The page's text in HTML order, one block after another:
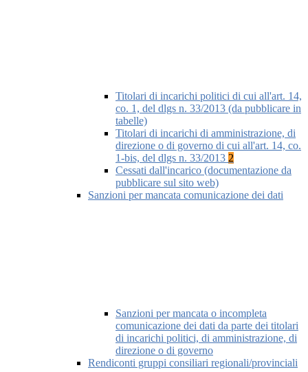
Titolari di incarichi politici di cui all'art. 14,
co. 1, del dlgs n. 33/2013 (da pubblicare in
tabelle)
Titolari di incarichi di amministrazione, di
direzione o di governo di cui all'art. 14, co.
1-bis, del dlgs n. 33/2013 2
Cessati dall'incarico (documentazione da
pubblicare sul sito web)
Sanzioni per mancata comunicazione dei dati
Sanzioni per mancata o incompleta
comunicazione dei dati da parte dei titolari
di incarichi politici, di amministrazione, di
direzione o di governo
Rendiconti gruppi consiliari regionali/provinciali